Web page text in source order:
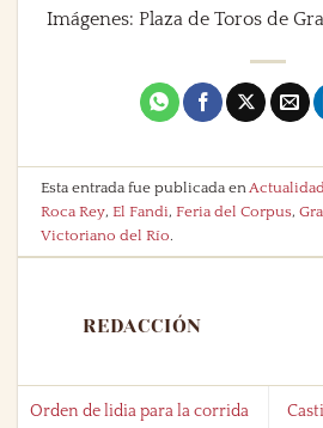
Imágenes: Plaza de Toros de
Esta entrada fue publicada en Actualidad
Roca Rey,El Fandi,Feria del Corpus,
Victoriano del Río
REDACCIÓN
Orden de lidia para la corrida